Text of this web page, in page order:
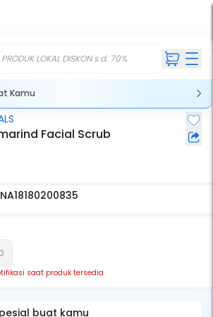
LOKAL DISKON s.d. 70%
Kamu
Facial Scrub
NA18180200835
saat produk tersedia
buat kamu